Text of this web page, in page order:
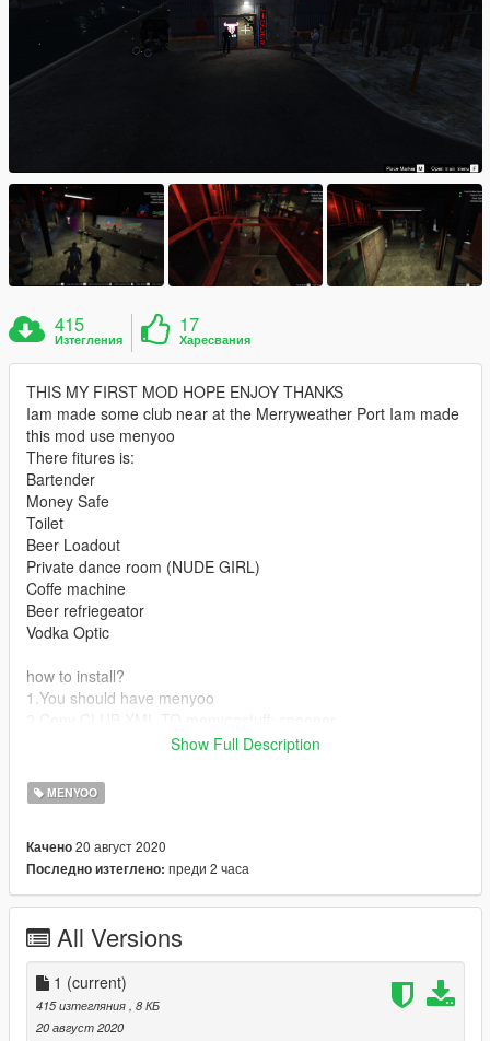
415
Изтегления
17
Харесвания
THIS MY FIRST MOD HOPE ENJOY THANKS
Iam made some club near at the Merryweather Port Iam made
this mod use menyoo
There fitures is:
Bartender
Money Safe
Toilet
Beer Loadout
Private dance room (NUDE GIRL)
Coffe machine
Beer refriegeator
Vodka Optic
how to install?
1.You should have menyoo
3.click F9 >Manage save files > choose CLUB > LOAD > DONE
IF Found bug comment below
Show Full Description
MENYOO
Качено20 август 2020
Последно изтеглено: преди 2 часа
All Versions
1 (current)
415 изтегляния, 8 КБ
20 август 2020